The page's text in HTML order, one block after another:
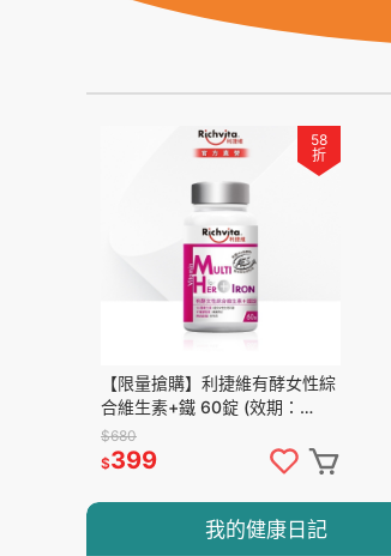
58
折
【限量搶購】利捷維有酵女性綜
合維生素+鐵 60錠 (效期：
2027/01/01)
$680
$399
我的健康日記